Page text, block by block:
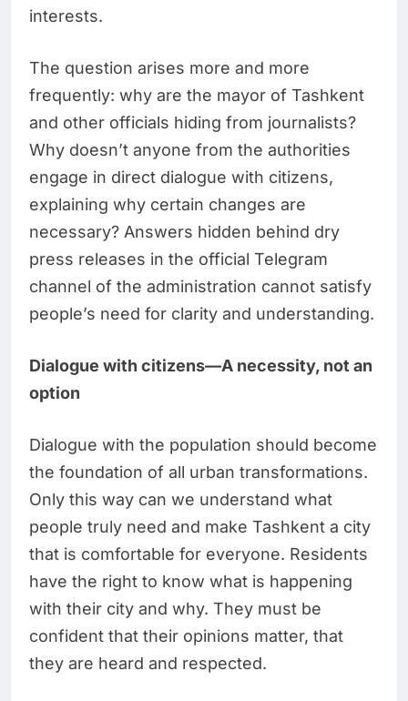
interests.
The question arises more and more
frequently: why are the mayor of Tashkent
and other officials hiding from journalists?
Why doesn’t anyone from the authorities
engage in direct dialogue with citizens,
explaining why certain changes are
necessary? Answers hidden behind dry
press releases in the official Telegram
channel of the administration cannot satisfy
people’s need for clarity and understanding.
Dialogue with citizens—A necessity, not an
option
Dialogue with the population should become
the foundation of all urban transformations.
Only this way can we understand what
people truly need and make Tashkent a city
that is comfortable for everyone. Residents
have the right to know what is happening
with their city and why. They must be
confident that their opinions matter, that
they are heard and respected.